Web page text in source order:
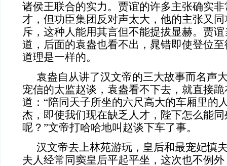
诸侯王联合的实力。贾谊的许多主张确实
才，但功臣集团反对声太大，他的主张又
斥，这种人能用其言但不能提拔显赫。贾
道，后面的袁盎也看不出，晁错即使登位
道理是一样的。
袁盎自从讲了汉文帝的三大故事而名声
宠信的太监赵谈，袁盎看不下去，就直接
道：“陪同天子所坐的六尺高大的车厢里的
杰，即使我们现在缺乏人才，陛下怎么能
呢？”文帝打哈哈地叫赵谈下车了事。
汉文帝去上林苑游玩，皇后和最宠妃慎
夫人经常同窦皇后平起平坐，这次也不例